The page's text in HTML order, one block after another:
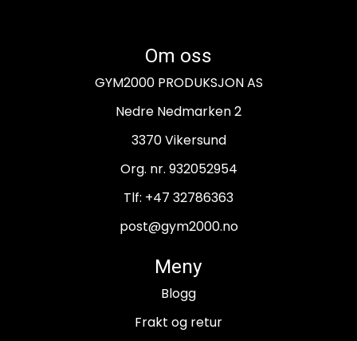
Om oss
GYM2000 PRODUKSJON AS
Nedre Nedmarken 2
3370 Vikersund
Org. nr. 932052954
Tlf: +47 32786363
post@gym2000.no
Meny
Blogg
Frakt og retur